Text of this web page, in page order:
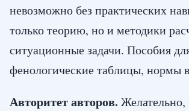
невозможно без практических
только теорию, но и методики
ситуационные задачи. Пособия
фенологические таблицы, нормы
Авторитет авторов.